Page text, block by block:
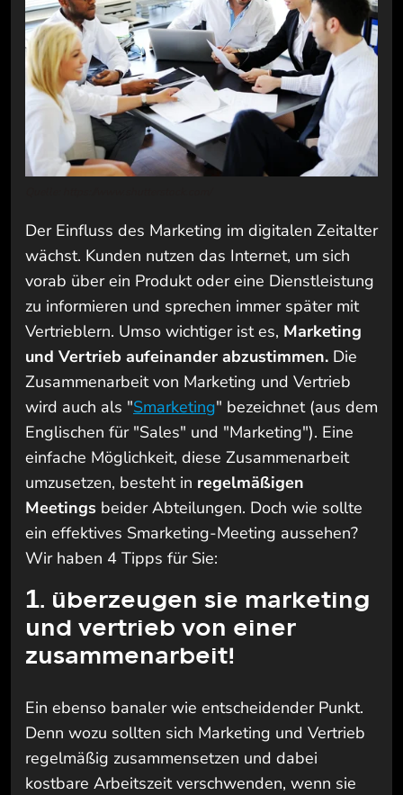
Der Einfluss des Marketing im digitalen Zeitalter
wächst. Kunden nutzen das Internet, um sich
vorab über ein Produkt oder eine Dienstleistung
zu informieren und sprechen immer später mit
Vertrieblern. Umso wichtiger ist es, Marketing
und Vertrieb aufeinander abzustimmen. Die
Zusammenarbeit von Marketing und Vertrieb
wird auch als "Smarketing" bezeichnet (aus dem
Englischen für "Sales" und "Marketing"). Eine
einfache Möglichkeit, diese Zusammenarbeit
umzusetzen, besteht in regelmäßigen
Meetings beider Abteilungen. Doch wie sollte
ein effektives Smarketing-Meeting aussehen?
Wir haben 4 Tipps für Sie:
1. überzeugen sie marketing
und vertrieb von einer
zusammenarbeit!
Ein ebenso banaler wie entscheidender Punkt.
Denn wozu sollten sich Marketing und Vertrieb
regelmäßig zusammensetzen und dabei
kostbare Arbeitszeit verschwenden, wenn sie